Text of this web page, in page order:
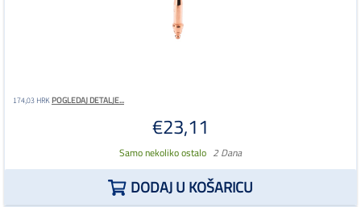
174,03 HRKPOGLEDAJ DETALJE...
€23,11
Samo nekoliko ostalo 2 Dana
DODAJ U KOŠARICU